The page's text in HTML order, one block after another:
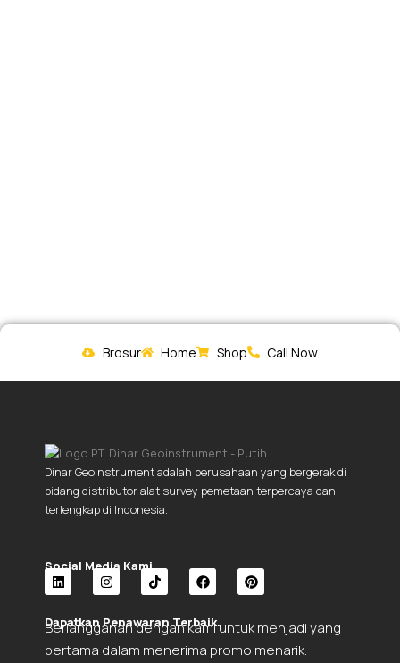
Brosur Home Shop Call Now
Dinar Geoinstrument adalah perusahaan yang bergerak di
bidang distributor alat survey pemetaan terpercaya dan
terlengkap di Indonesia.
Social Media Kami.
L
n
e
I
n
s
t
a
T
k
o
F
a
c
b
P
n
e
Dapatkan Penawaran Terbaik.
Berlangganan dengan kami untuk menjadi yang
pertama dalam menerima promo menarik.